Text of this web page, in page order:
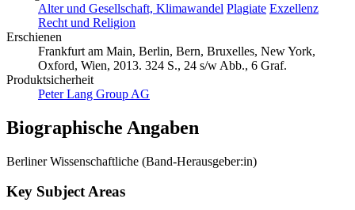
Alter und Gesellschaft, Klimawandel Plagiate Exzellenz
Recht und Religion
Erschienen
Frankfurt am Main, Berlin, Bern, Bruxelles, New York,
Oxford, Wien, 2013. 324 S., 24 s/w Abb., 6 Graf.
Produktsicherheit
Peter Lang Group AG
Biographische Angaben
Berliner Wissenschaftliche (Band-Herausgeber:in)
Key Subject Areas